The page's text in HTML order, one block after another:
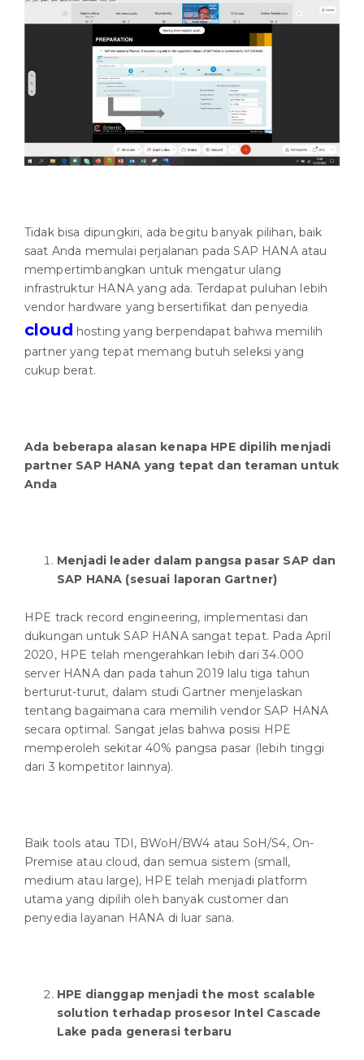
Tidak bisa dipungkiri, ada begitu banyak pilihan, baik
saat Anda memulai perjalanan pada SAP HANA atau
mempertimbangkan untuk mengatur ulang
infrastruktur HANA yang ada. Terdapat puluhan lebih
vendor hardware yang bersertifikat dan penyedia
cloud hosting yang berpendapat bahwa memilih
partner yang tepat memang butuh seleksi yang
cukup berat.
Ada beberapa alasan kenapa HPE dipilih menjadi
partner SAP HANA yang tepat dan teraman untuk
Anda
Menjadi leader dalam pangsa pasar SAP dan
SAP HANA (sesuai laporan Gartner)
HPE track record engineering, implementasi dan
dukungan untuk SAP HANA sangat tepat. Pada April
2020, HPE telah mengerahkan lebih dari 34.000
server HANA dan pada tahun 2019 lalu tiga tahun
berturut-turut, dalam studi Gartner menjelaskan
tentang bagaimana cara memilih vendor SAP HANA
secara optimal. Sangat jelas bahwa posisi HPE
memperoleh sekitar 40% pangsa pasar (lebih tinggi
dari 3 kompetitor lainnya).
Baik tools atau TDI, BWoH/BW4 atau SoH/S4, On-
Premise atau cloud, dan semua sistem (small,
medium atau large), HPE telah menjadi platform
utama yang dipilih oleh banyak customer dan
penyedia layanan HANA di luar sana.
HPE dianggap menjadi the most scalable
solution terhadap prosesor Intel Cascade
Lake pada generasi terbaru